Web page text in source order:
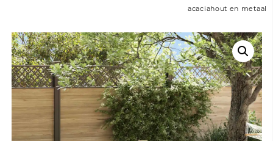
acaciahout en metaal